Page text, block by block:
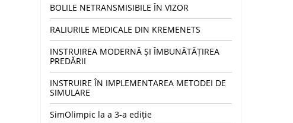
BOLILE NETRANSMISIBILE ÎN VIZOR
RALIURILE MEDICALE DIN KREMENETS
INSTRUIREA MODERNĂ ȘI ÎMBUNĂTĂȚIREA
PREDĂRII
INSTRUIRE ÎN IMPLEMENTAREA METODEI DE
SIMULARE
SimOlimpic la a 3-a ediție